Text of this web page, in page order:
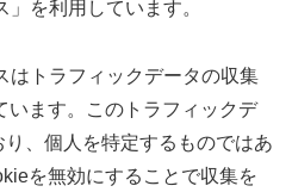
を利用しています。
はトラフィックデータの収集
います。このトラフィックデ
、個人を特定するものではあ
を無効にすることで収集を